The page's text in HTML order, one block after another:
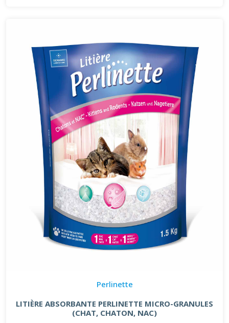
Perlinette
LITIÈRE ABSORBANTE PERLINETTE MICRO-GRANULES
(CHAT, CHATON, NAC)